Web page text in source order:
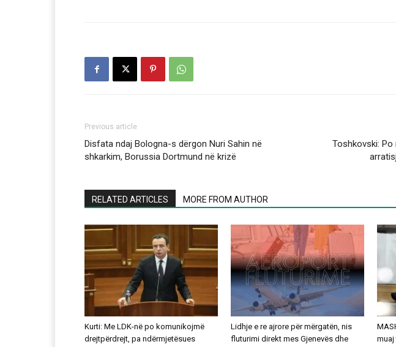
Previous article
Disfata ndaj Bologna-s dërgon Nuri Sahin në
shkarkim, Borussia Dortmund në krizë
Toshkovski:
RELATED ARTICLES MORE FROM AUTHOR
Kurti: Me LDK-në po komunikojmë
drejtpërdrejt, pa ndërmjetësues
Lidhje e re ajrore për mërgatën, nis
fluturimi direkt mes Gjenevës dhe
muaj